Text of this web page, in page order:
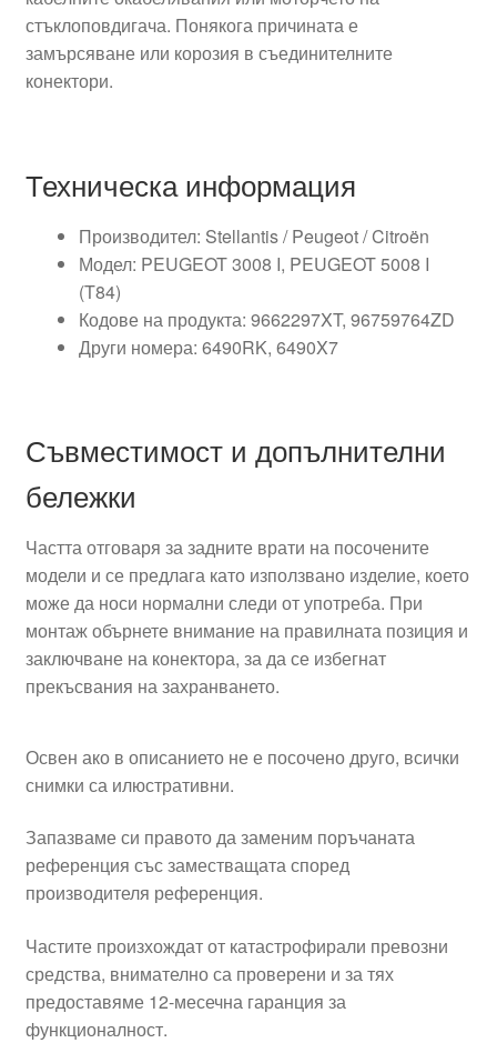
стъклоповдигача. Понякога причината е
замърсяване или корозия в съединителните
конектори.
Техническа информация
Производител: Stellantis / Peugeot / Citroën
Модел: PEUGEOT 3008 I, PEUGEOT 5008 I
(T84)
Кодове на продукта: 9662297XT, 96759764ZD
Други номера: 6490RK, 6490X7
Съвместимост и допълнителни
бележки
Частта отговаря за задните врати на посочените
модели и се предлага като използвано изделие, което
може да носи нормални следи от употреба. При
монтаж обърнете внимание на правилната позиция и
заключване на конектора, за да се избегнат
прекъсвания на захранването.
Освен ако в описанието не е посочено друго, всички
снимки са илюстративни.
Запазваме си правото да заменим поръчаната
референция със заместващата според
производителя референция.
Частите произхождат от катастрофирали превозни
средства, внимателно са проверени и за тях
предоставяме 12-месечна гаранция за
функционалност.